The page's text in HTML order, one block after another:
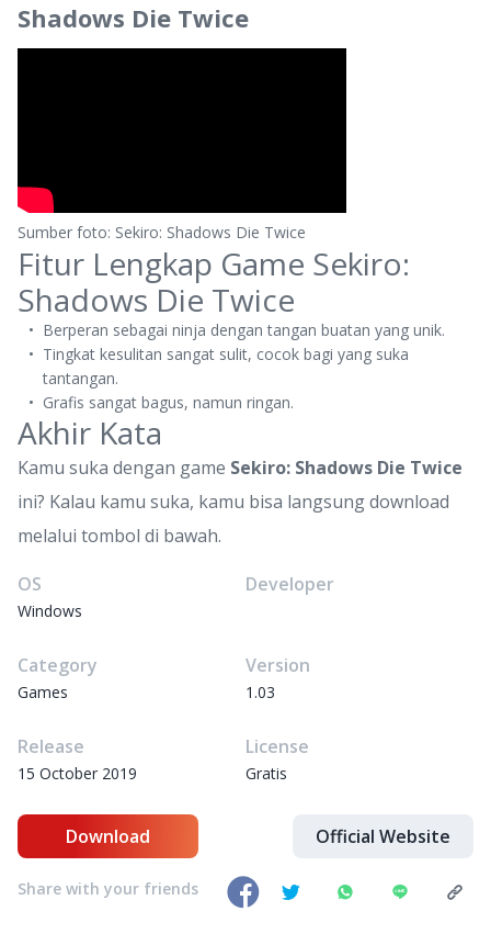
Shadows Die Twice
Sumber foto: Sekiro: Shadows Die Twice
Fitur Lengkap Game Sekiro:
Shadows Die Twice
Berperan sebagai ninja dengan tangan buatan yang unik.
Tingkat kesulitan sangat sulit, cocok bagi yang suka
tantangan.
Grafis sangat bagus, namun ringan.
Akhir Kata
Kamu suka dengan game Sekiro: Shadows Die Twice
ini? Kalau kamu suka, kamu bisa langsung download
melalui tombol di bawah.
OS
Windows
Developer
Category
Games
Version
1.03
Release
15 October 2019
License
Gratis
Download Official Website
Share with your friends